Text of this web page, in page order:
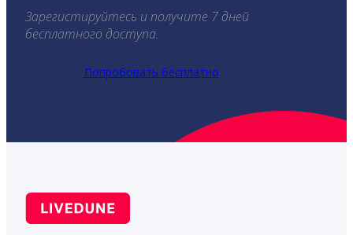
Зарегистируйтесь и получите 7 дней
бесплатного доступа.
Попробовать бесплатно